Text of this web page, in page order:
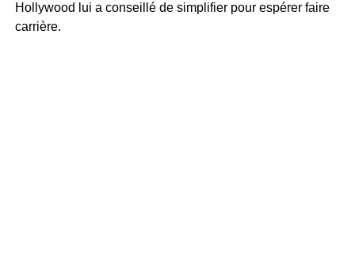
Hollywood lui a conseillé de simplifier pour espérer faire
carrière.